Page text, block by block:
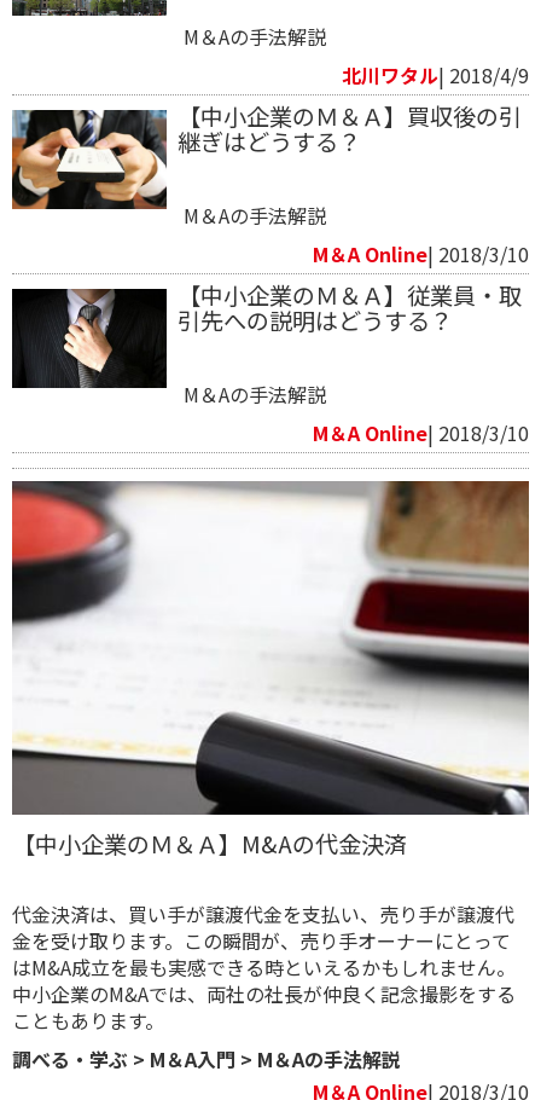
M＆Aの手法解説
北川ワタル| 2018/4/9
【中小企業のＭ＆Ａ】買収後の引
継ぎはどうする？
M＆Aの手法解説
M＆A Online| 2018/3/10
【中小企業のＭ＆Ａ】従業員・取
引先への説明はどうする？
M＆Aの手法解説
M＆A Online| 2018/3/10
【中小企業のＭ＆Ａ】M&Aの代金決済
代金決済は、買い手が譲渡代金を支払い、売り手が譲渡代
金を受け取ります。この瞬間が、売り手オーナーにとって
はM&A成立を最も実感できる時といえるかもしれません。
中小企業のM&Aでは、両社の社長が仲良く記念撮影をする
こともあります。
調べる・学ぶ > M＆A入門 > M＆Aの手法解説
M＆A Online| 2018/3/10